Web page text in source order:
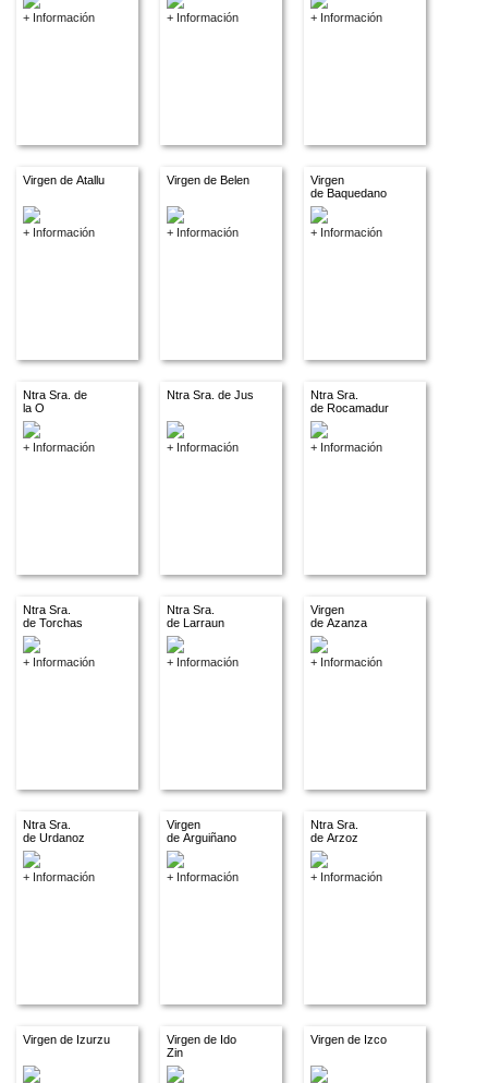
+ Información + Información + Información
Virgen de Atallu
+ Información
Virgen de Belen
+ Información
Virgen
de Baquedano
+ Información
Ntra Sra. de
la O
+ Información
Ntra Sra. de Jus
+ Información
Ntra Sra.
de Rocamadur
+ Información
Ntra Sra.
de Torchas
+ Información
Ntra Sra.
de Larraun
+ Información
Virgen
de Azanza
+ Información
Ntra Sra.
de Urdanoz
+ Información
Virgen
de Arguiñano
+ Información
Ntra Sra.
de Arzoz
+ Información
Virgen de Izurzu
Virgen de Ido
Zin
Virgen de Izco